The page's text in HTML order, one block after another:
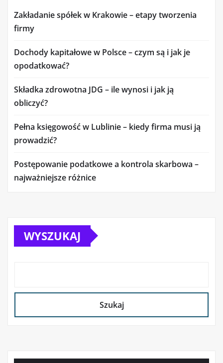
Zakładanie spółek w Krakowie – etapy tworzenia
firmy
Dochody kapitałowe w Polsce – czym są i jak je
opodatkować?
Składka zdrowotna JDG – ile wynosi i jak ją
obliczyć?
Pełna księgowość w Lublinie – kiedy firma musi ją
prowadzić?
Postępowanie podatkowe a kontrola skarbowa –
najważniejsze różnice
WYSZUKAJ
Szukaj